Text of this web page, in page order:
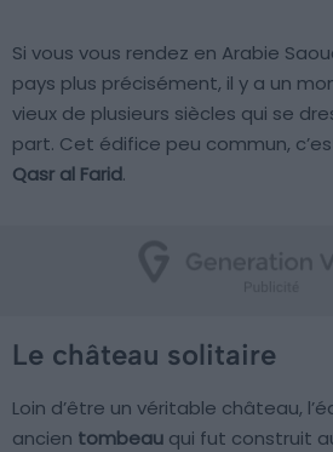
Si vous vous rendez en Arabie
pays plus précisément, il y a un
vieux de plusieurs siècles qui se
part. Cet édifice peu commun,
Qasr al Farid.
Le château solitaire
Loin d’être un véritable château,
ancien tombeau qui fut construit